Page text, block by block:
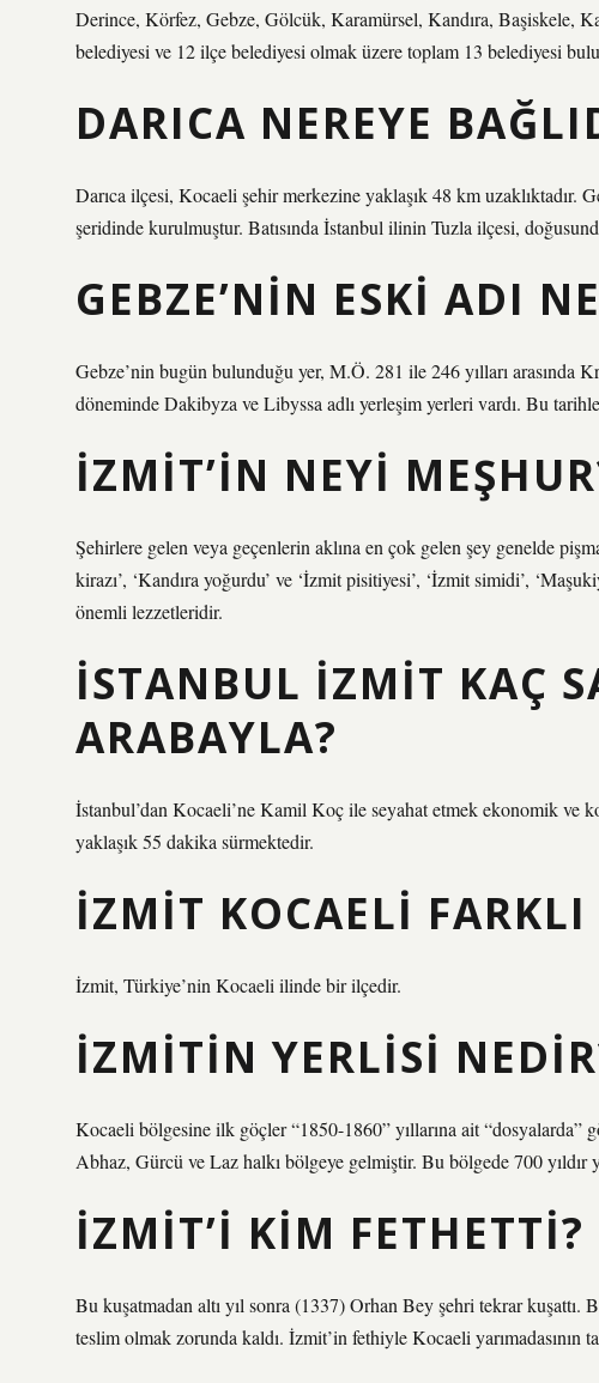
Derince, Körfez, Gebze, Gölcük, Karamürsel, Kandıra, Başiskele,
belediyesi ve 12 ilçe belediyesi olmak üzere toplam 13 belediyesi
DARICA NEREYE
Darıca ilçesi, Kocaeli şehir merkezine yaklaşık 48 km uzaklıktadır.
şeridinde kurulmuştur. Batısında İstanbul ilinin Tuzla ilçesi,
GEBZE’NIN ESKI ADI
Gebze’nin bugün bulunduğu yer, M.Ö. 281 ile 246 yılları arasında
döneminde Dakibyza ve Libyssa adlı yerleşim yerleri vardı. Bu
İZMIT’IN NEYI
Şehirlere gelen veya geçenlerin aklına en çok gelen şey genelde
kirazı’, ‘Kandıra yoğurdu’ ve ‘İzmit pisitiyesi’, ‘İzmit simidi’,
önemli lezzetleridir.
İSTANBUL İZMIT KAÇ
ARABAYLA?
İstanbul’dan Kocaeli’ne Kamil Koç ile seyahat etmek ekonomik ve
yaklaşık 55 dakika sürmektedir.
İZMIT KOCAELI
İzmit, Türkiye’nin Kocaeli ilinde bir ilçedir.
İZMITIN YERLISI
Kocaeli bölgesine ilk göçler “1850-1860” yıllarına ait “dosyalarda”
Abhaz, Gürcü ve Laz halkı bölgeye gelmiştir. Bu bölgede 700
İZMIT’I KIM FETHETTI?
Bu kuşatmadan altı yıl sonra (1337) Orhan Bey şehri tekrar kuşattı.
teslim olmak zorunda kaldı. İzmit’in fethiyle Kocaeli yarımadasının